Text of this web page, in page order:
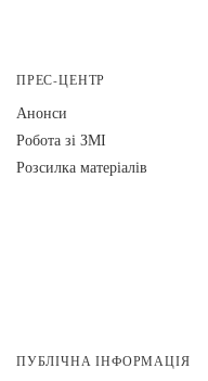
ПРЕС-ЦЕНТР
Анонси
Робота зі ЗМІ
Розсилка матеріалів
ПУБЛІЧНА ІНФОРМАЦІЯ